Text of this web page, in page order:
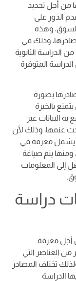
من أجل تحديد
الدور على
السوق، وهذه
وذلك في
الدراسة الثانوية
الدراسة المتوفرة
بصورة
بالخبرة
البيانات عبر
عنمها، وذلك لأن
يشمل معرفة في
ومنها يتم صياغة
إلى المعلومات
دراسة
أجل معرفة
من العناصر التي
تختلف المصادر
الدراسة